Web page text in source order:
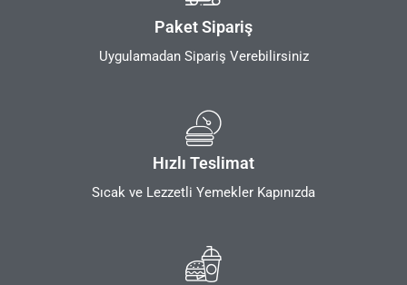
Paket Sipariş
Uygulamadan Sipariş Verebilirsiniz
Hızlı Teslimat
Sıcak ve Lezzetli Yemekler Kapınızda